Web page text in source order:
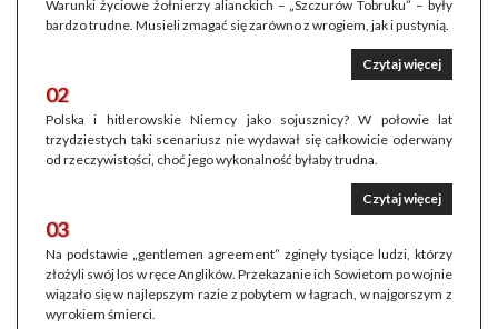
Warunki życiowe żołnierzy alianckich – „Szczurów Tobruku” – były
bardzo trudne. Musieli zmagać się zarówno z wrogiem, jak i pustynią.
Czytaj więcej
02
Polska i hitlerowskie Niemcy jako sojusznicy? W połowie lat
trzydziestych taki scenariusz nie wydawał się całkowicie oderwany
od rzeczywistości, choć jego wykonalność byłaby trudna.
Czytaj więcej
03
Na podstawie „gentlemen agreement” zginęły tysiące ludzi, którzy
złożyli swój los w ręce Anglików. Przekazanie ich Sowietom po wojnie
wiązało się w najlepszym razie z pobytem w łagrach, w najgorszym z
wyrokiem śmierci.